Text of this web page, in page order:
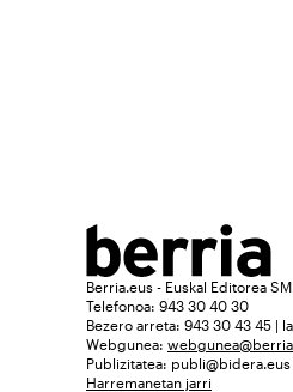
Berria.eus - Euskal Editorea SM
Telefonoa: 943 30 40 30
Bezero arreta: 943 30 43 45 |
Webgunea:
Publizitatea: publi@bidera.eus
Harremanetan jarri